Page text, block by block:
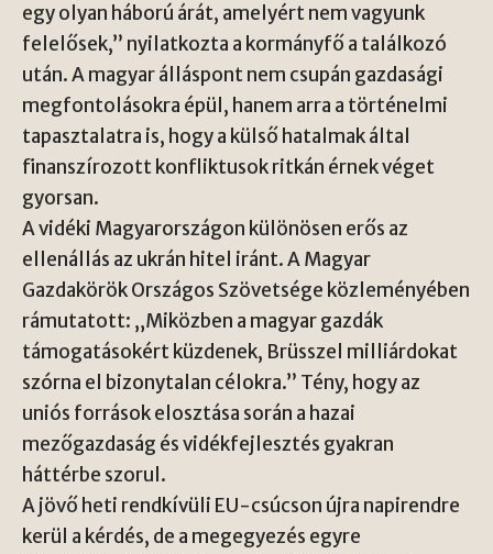
egy olyan háború árát, amelyért nem vagyunk
felelősek,” nyilatkozta a kormányfő a találkozó
után. A magyar álláspont nem csupán gazdasági
megfontolásokra épül, hanem arra a történelmi
tapasztalatra is, hogy a külső hatalmak által
finanszírozott konfliktusok ritkán érnek véget
gyorsan.
A vidéki Magyarországon különösen erős az
ellenállás az ukrán hitel iránt. AMagyar
Gazdakörök Országos Szövetsége közleményében
rámutatott: „Miközben a magyar gazdák
támogatásokért küzdenek, Brüsszel milliárdokat
szórna el bizonytalan célokra.” Tény, hogy az
uniós források elosztása során a hazai
mezőgazdaság és vidékfejlesztés gyakran
háttérbe szorul.
A jövő heti rendkívüli EU-csúcson újra napirendre
kerül a kérdés, de a megegyezés egyre